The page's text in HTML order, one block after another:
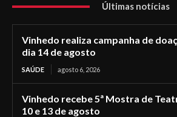
Últimas notícias
Vinhedo realiza campanha de
dia 14 de agosto
SAÚDE agosto 6, 2026
Vinhedo recebe 5ª Mostra de
10 e 13 de agosto